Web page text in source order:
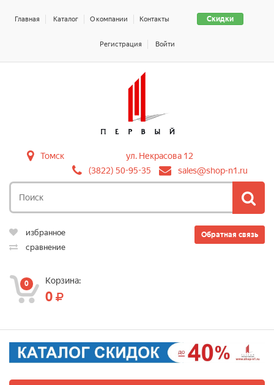
Скидки
Главная Каталог О компании Контакты
Регистрация Войти
Томск
ул. Некрасова 12
(3822) 50-95-35
sales@shop-n1.ru
Обратная связь
избранное
сравнение
0 Корзина:
0